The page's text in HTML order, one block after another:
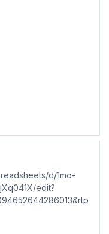
d/1mo-
edit?